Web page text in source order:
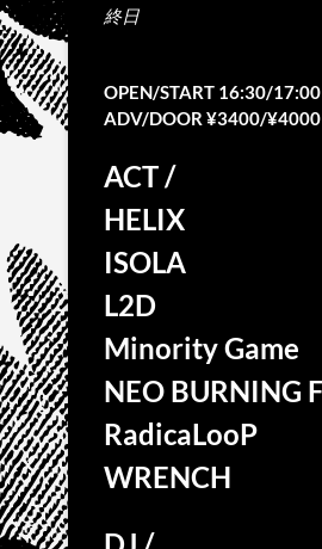
終日
OPEN/START 16:30/17:00
ADV/DOOR ¥3400/¥4000
ACT /
HELIX
ISOLA
L2D
Minority Game
NEO BURNING
RadicaLooP
WRENCH